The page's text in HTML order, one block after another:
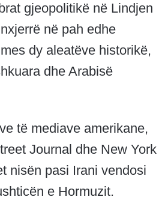
gjeopolitikë në Lindjen
në pah edhe
dy aleatëve historikë,
dhe Arabisë
të mediave amerikane,
Journal dhe New York
nisën pasi Irani vendosi
e Hormuzit.